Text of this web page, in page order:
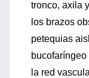
tronco, axila
los brazos
petequias
la red